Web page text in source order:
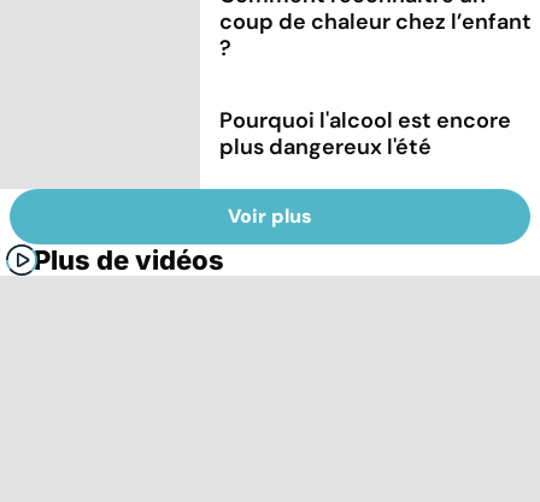
coup de chaleur chez l’enfant
?
Pourquoi l'alcool est encore
plus dangereux l'été
Voir plus
Plus de vidéos